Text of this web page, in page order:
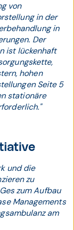
von
in der
in
Der
ist lückenhaft
hohen
Seite 5
stationäre
und die
zu
zum Aufbau
Managements
am